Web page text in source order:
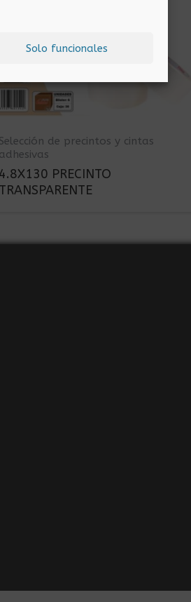
Solo funcionales
Selección de precintos y cintas
adhesivas
4.8X130 PRECINTO
TRANSPARENTE